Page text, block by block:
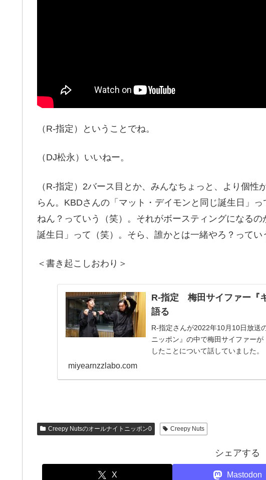
（R-指定）ということでね。
（DJ松永）いいねー。
（R-指定）2バース目とか、みんなちょっと、より個
らん。KBDさんの「マット・デイモンと同じ誕生日」
ねん？っていう（笑）。それがボースティングになる
誕生日」って（笑）。そら、誰かとは一緒やろ？ってい
＜書き起こしおわり＞
R-指定 梅田サイファー『
語る
R-指定さんが2022年10月10日放送
ニッポン』の中で梅田サイファー
したことについて話していました。
miyearnzzlabo.com
Creepy Nutsのオールナイトニッポン0 Creepy Nuts
シェアする
X Mastodon